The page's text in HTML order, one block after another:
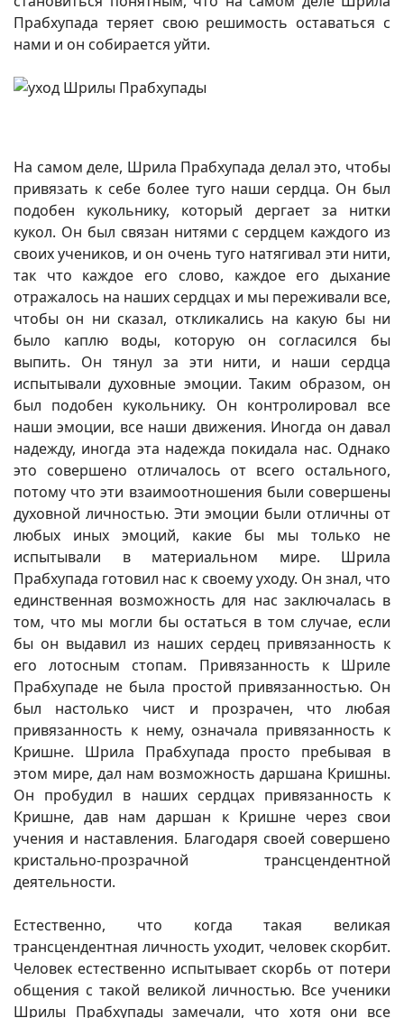
Прабхупада теряет свою решимость оставаться с
нами и он собирается уйти.
На самом деле, Шрила Прабхупада делал это, чтобы
привязать к себе более туго наши сердца. Он был
подобен кукольнику, который дергает за нитки
кукол. Он был связан нитями с сердцем каждого из
своих учеников, и он очень туго натягивал эти нити,
так что каждое его слово, каждое его дыхание
отражалось на наших сердцах и мы переживали все,
чтобы он ни сказал, откликались на какую бы ни
было каплю воды, которую он согласился бы
выпить. Он тянул за эти нити, и наши сердца
испытывали духовные эмоции. Таким образом, он
был подобен кукольнику. Он контролировал все
наши эмоции, все наши движения. Иногда он давал
надежду, иногда эта надежда покидала нас. Однако
это совершено отличалось от всего остального,
потому что эти взаимоотношения были совершены
духовной личностью. Эти эмоции были отличны от
любых иных эмоций, какие бы мы только не
испытывали в материальном мире. Шрила
Прабхупада готовил нас к своему уходу. Он знал, что
единственная возможность для нас заключалась в
том, что мы могли бы остаться в том случае, если
бы он выдавил из наших сердец привязанность к
его лотосным стопам. Привязанность к Шриле
Прабхупаде не была простой привязанностью. Он
был настолько чист и прозрачен, что любая
привязанность к нему, означала привязанность к
Кришне. Шрила Прабхупада просто пребывая в
этом мире, дал нам возможность даршана Кришны.
Он пробудил в наших сердцах привязанность к
Кришне, дав нам даршан к Кришне через свои
учения и наставления. Благодаря своей совершено
кристально-прозрачной трансцендентной
деятельности.
Естественно, что когда такая великая
трансцендентная личность уходит, человек скорбит.
Человек естественно испытывает скорбь от потери
общения с такой великой личностью. Все ученики
Шрилы Прабхупады замечали, что хотя они все